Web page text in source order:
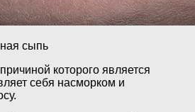
сыпь
которого является
себя насморком и